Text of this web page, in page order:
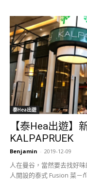
泰Hea出遊
【泰Hea出遊】
KALPAPRUEK
Benjamin - 2019-12-09
人在曼谷，當然要去找好
人開設的泰式 Fusion 菜